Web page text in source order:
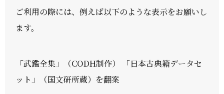
ご利用の際には、例えば以下のような表示をお願いし
ます。
「武鑑全集」（CODH制作） 「日本古典籍データセ
ット」（国文研所蔵）を翻案